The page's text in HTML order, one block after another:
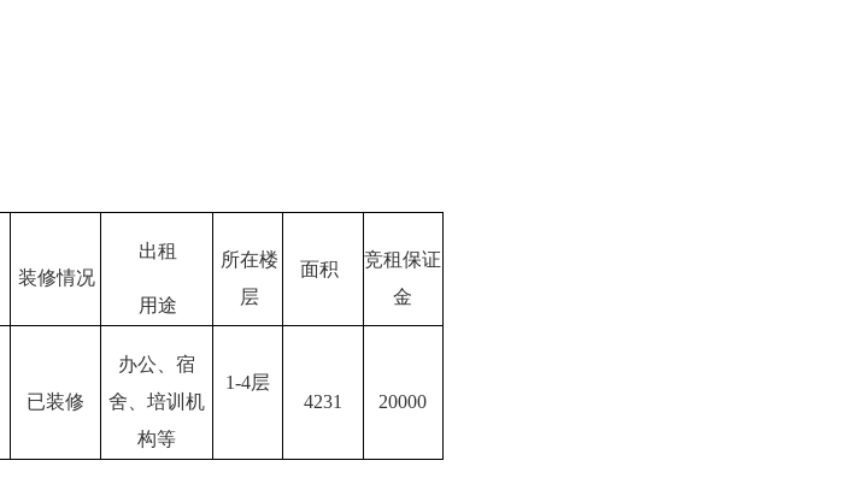
装修情况
出租
用途
所在楼
层
面积
竞租保证
金
已装修
办公、宿
舍、培训机
构等
1-4层
4231
20000